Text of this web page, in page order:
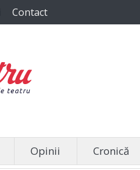
Contact
Opinii Cronică